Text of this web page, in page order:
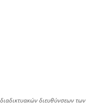
διευθύνσεων των